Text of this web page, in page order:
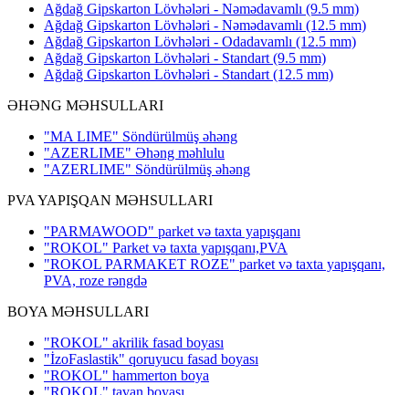
Ağdağ Gipskarton Lövhələri - Nəmədavamlı (9.5 mm)
Ağdağ Gipskarton Lövhələri - Nəmədavamlı (12.5 mm)
Ağdağ Gipskarton Lövhələri - Odadavamlı (12.5 mm)
Ağdağ Gipskarton Lövhələri - Standart (9.5 mm)
Ağdağ Gipskarton Lövhələri - Standart (12.5 mm)
ƏHƏNG MƏHSULLARI
"MA LIME" Söndürülmüş əhəng
"AZERLIME" Əhəng məhlulu
"AZERLIME" Söndürülmüş əhəng
PVA YAPIŞQAN MƏHSULLARI
"PARMAWOOD" parket və taxta yapışqanı
"ROKOL" Parket və taxta yapışqanı,PVA
"ROKOL PARMAKET ROZE" parket və taxta yapışqanı,
PVA, roze rəngdə
BOYA MƏHSULLARI
"ROKOL" akrilik fasad boyası
"İzoFaslastik" qoruyucu fasad boyası
"ROKOL" hammerton boya
"ROKOL" tavan boyası